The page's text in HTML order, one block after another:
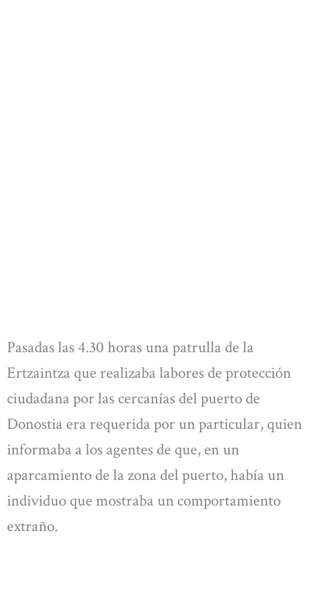
Pasadas las 4.30 horas una patrulla de la
Ertzaintza que realizaba labores de protección
ciudadana por las cercanías del puerto de
Donostia era requerida por un particular, quien
informaba a los agentes de que, en un
aparcamiento de la zona del puerto, había un
individuo que mostraba un comportamiento
extraño.